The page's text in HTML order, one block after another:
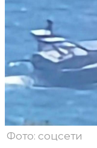
Фото: соцсети